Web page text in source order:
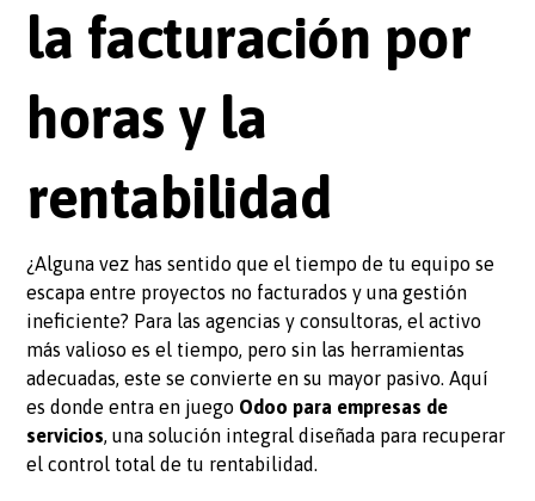
la facturación por
horas y la
rentabilidad
¿Alguna vez has sentido que el tiempo de tu equipo se
escapa entre proyectos no facturados y una gestión
ineficiente? Para las agencias y consultoras, el activo
más valioso es el tiempo, pero sin las herramientas
adecuadas, este se convierte en su mayor pasivo. Aquí
es donde entra en juego Odoo para empresas de
servicios, una solución integral diseñada para recuperar
el control total de tu rentabilidad.